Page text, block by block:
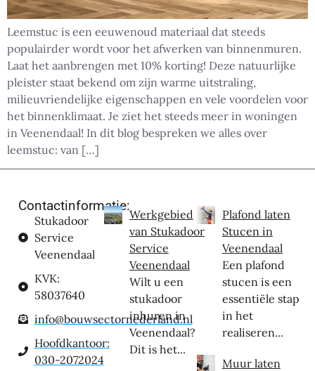
Leemstuc is een eeuwenoud materiaal dat steeds
populairder wordt voor het afwerken van binnenmuren.
Laat het aanbrengen met 10% korting! Deze natuurlijke
pleister staat bekend om zijn warme uitstraling,
milieuvriendelijke eigenschappen en vele voordelen voor
het binnenklimaat. Je ziet het steeds meer in woningen
in Veenendaal! In dit blog bespreken we alles over
leemstuc: van […]
Contactinformatie:
Stukadoor
Service
Veenendaal
KVK:
58037640
info@bouwsectornederland.nl
Hoofdkantoor:
030-2072024
Werkgebied
van Stukadoor
Service
Veenendaal
Wilt u een
stukadoor
inhuren in
Veenendaal?
Dit is het...
Plafond laten
Stucen in
Veenendaal
Een plafond
stucen is een
essentiële stap
in het
realiseren...
Muur laten